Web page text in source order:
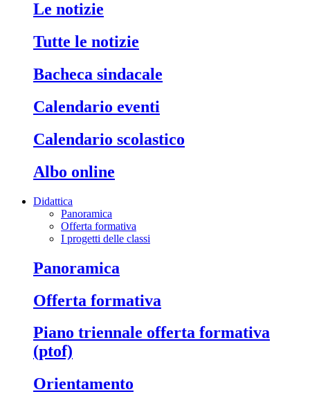
le notizie
tutte le notizie
bacheca sindacale
calendario eventi
calendario scolastico
albo online
Didattica
Panoramica
Offerta formativa
I progetti delle classi
panoramica
offerta formativa
piano triennale offerta formativa
(ptof)
orientamento